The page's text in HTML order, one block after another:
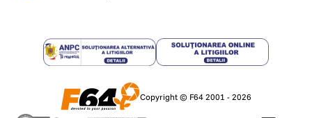
Copyright © F64 2001 - 2026